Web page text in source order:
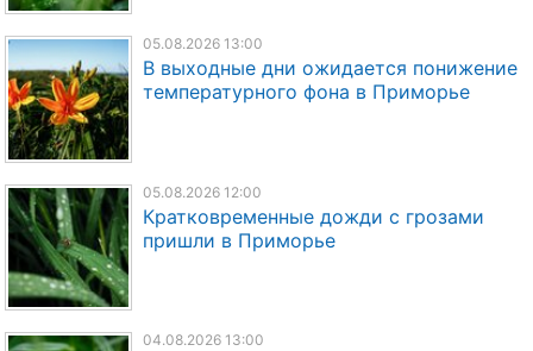
05.08.2026 13:00
В выходные дни ожидается понижение
температурного фона в Приморье
05.08.2026 12:00
Кратковременные дожди с грозами
пришли в Приморье
04.08.2026 13:00